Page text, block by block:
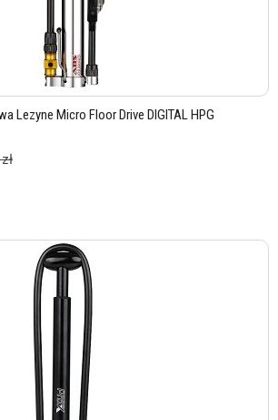
Lezyne Micro Floor Drive DIGITAL HPG